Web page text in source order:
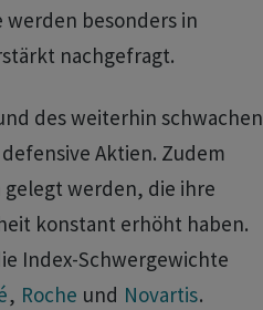
werden besonders in
nachgefragt.
des weiterhin schwachen
Aktien. Zudem
werden, die ihre
konstant erhöht haben.
Index-Schwergewichte
, Roche und Novartis.